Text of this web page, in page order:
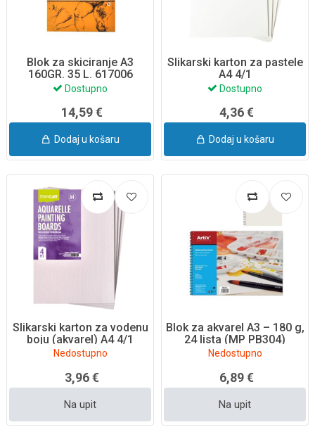
Blok za skiciranje A3
160GR. 35 L. 617006
Dostupno
14,59 €
Dodaj u košaru
Slikarski karton za pastele
A4 4/1
Dostupno
4,36 €
Dodaj u košaru
Slikarski karton za vodenu
boju (akvarel) A4 4/1
Nedostupno
3,96 €
Na upit
Blok za akvarel A3 – 180 g,
24 lista (MP PB304)
Nedostupno
6,89 €
Na upit